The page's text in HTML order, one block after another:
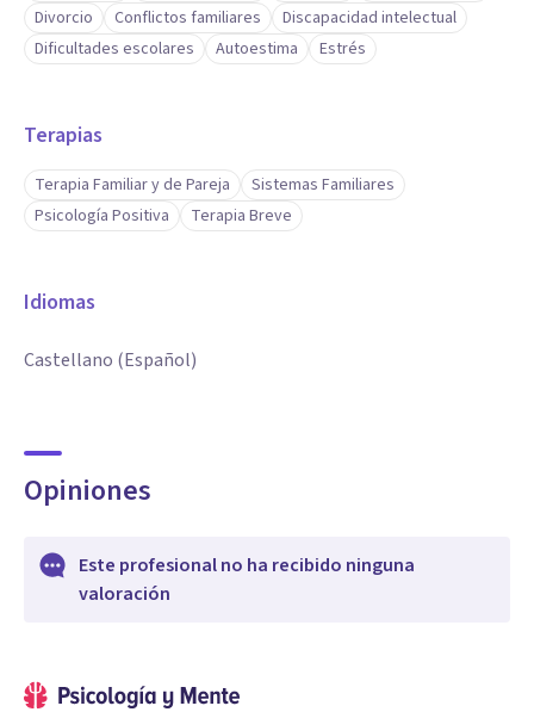
Divorcio
Conflictos familiares
Discapacidad intelectual
Dificultades escolares
Autoestima Estrés
Terapias
Terapia Familiar y de Pareja
Sistemas Familiares
Psicología Positiva
Terapia Breve
Idiomas
Castellano (Español)
Opiniones
Este profesional no ha recibido ninguna
valoración